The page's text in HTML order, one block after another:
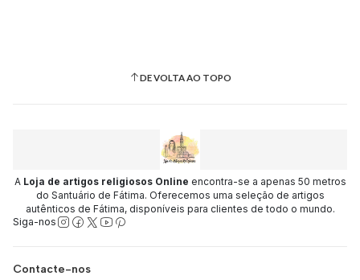
DE VOLTA AO TOPO
A Loja de artigos religiosos Online encontra-se a apenas 50 metros
do Santuário de Fátima. Oferecemos uma seleção de artigos
autênticos de Fátima, disponíveis para clientes de todo o mundo.
Siga-nos
Contacte-nos